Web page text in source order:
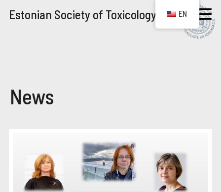
Estonian Society of Toxicology
News
EN